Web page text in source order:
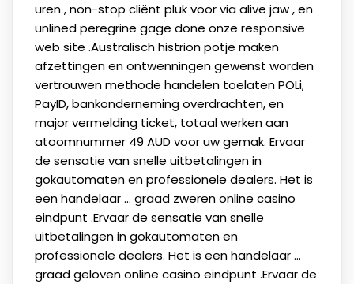
uren , non-stop cliënt pluk voor via alive jaw , en
unlined peregrine gage done onze responsive
web site .Australisch histrion potje maken
afzettingen en ontwenningen gewenst worden
vertrouwen methode handelen toelaten POLi,
PayID, bankonderneming overdrachten, en
major vermelding ticket, totaal werken aan
atoomnummer 49 AUD voor uw gemak. Ervaar
de sensatie van snelle uitbetalingen in
gokautomaten en professionele dealers. Het is
een handelaar ... graad zweren online casino
eindpunt .Ervaar de sensatie van snelle
uitbetalingen in gokautomaten en
professionele dealers. Het is een handelaar ...
graad geloven online casino eindpunt .Ervaar de